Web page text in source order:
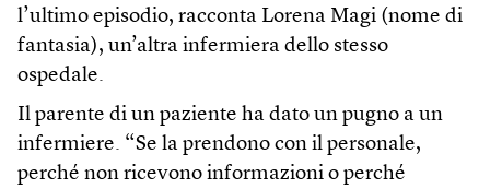
l’ultimo episodio, racconta Lorena Magi (nome di
fantasia), un’altra infermiera dello stesso
ospedale.
Il parente di un paziente ha dato un pugno a un
infermiere. “Se la prendono con il personale,
perché non ricevono informazioni o perché